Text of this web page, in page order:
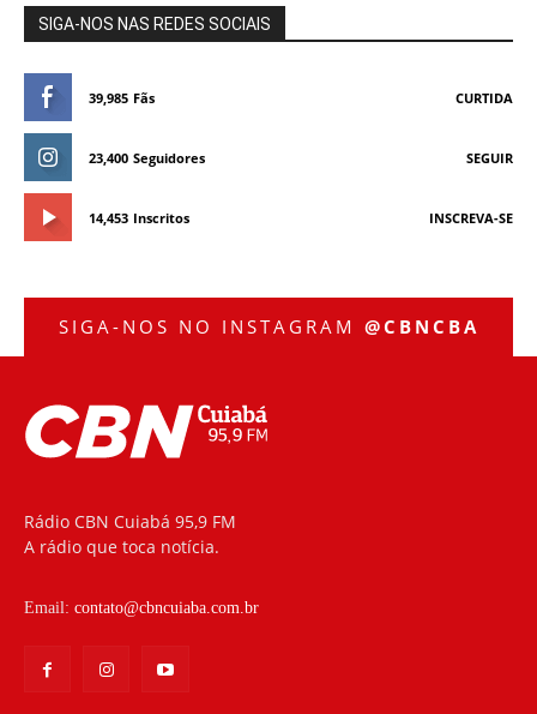
SIGA-NOS NAS REDES SOCIAIS
39,985 Fãs CURTIDA
23,400 Seguidores SEGUIR
14,453 Inscritos INSCREVA-SE
SIGA-NOS NO INSTAGRAM @CBNCBA
Rádio CBN Cuiabá 95,9 FM
A rádio que toca notícia.
Email: contato@cbncuiaba.com.br